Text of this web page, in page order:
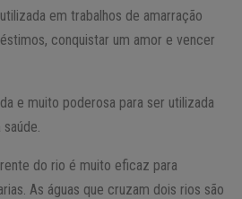
em trabalhos de amarração
conquistar um amor e vencer
e muito poderosa para ser utilizada
do rio é muito eficaz para
As águas que cruzam dois rios são